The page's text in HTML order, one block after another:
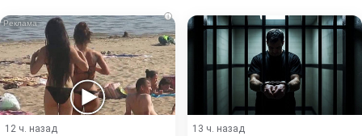
i
12 ч. назад
13 ч. назад